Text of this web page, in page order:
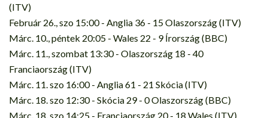
(ITV)
Február 26., szo 15:00 - Anglia 36 - 15 Olaszország (ITV)
Márc. 10., péntek 20:05 - Wales 22 - 9 Írország (BBC)
Márc. 11., szombat 13:30 - Olaszország 18 - 40
Franciaország (ITV)
Márc. 11. szo 16:00 - Anglia 61 - 21 Skócia (ITV)
Márc. 18. szo 12:30 - Skócia 29 - 0 Olaszország (BBC)
Márc. 18. szo 14:25 - Franciaország 20 - 18 Wales (ITV)